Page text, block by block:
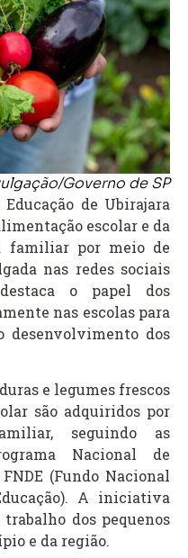
Governo de SP
de Ubirajara
escolar e da
familiar por meio de
nas redes sociais
o papel dos
nas escolas para
desenvolvimento dos
e legumes frescos
são adquiridos por
seguindo as
Nacional de
FNDE (Fundo Nacional
A iniciativa
dos pequenos
e da região.